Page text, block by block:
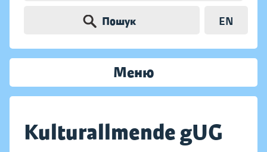
Пошук EN
Меню
Kulturallmende gUG